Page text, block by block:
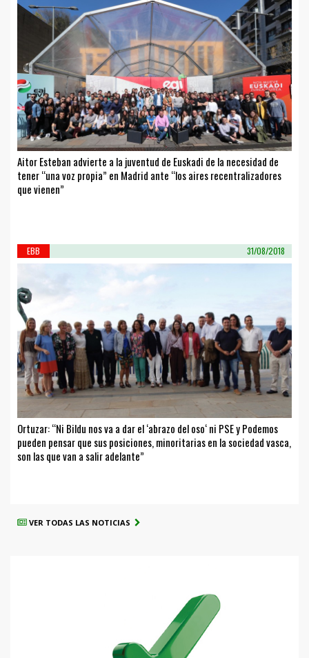
Aitor Esteban advierte a la juventud de Euskadi de la necesidad de
tener “una voz propia” en Madrid ante “los aires recentralizadores
que vienen”
EBB 31/08/2018
Ortuzar: “Ni Bildu nos va a dar el ‘abrazo del oso‘ ni PSE y Podemos
pueden pensar que sus posiciones, minoritarias en la sociedad vasca,
son las que van a salir adelante”
VER TODAS LAS NOTICIAS